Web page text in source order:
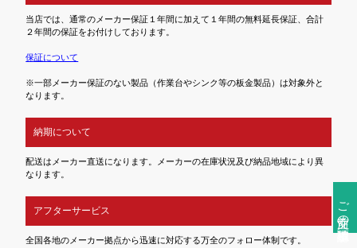
ご注文前の確認事項
当店では、通常のメーカー保証１年間に加えて１年間の無料延長保証、合計
２年間の保証をお付けしております。
保証について
※一部メーカー保証のない製品（作業台やシンク等の板金製品）は対象外と
なります。
納期について
配送はメーカー直送になります。メーカーの在庫状況及び納品地域により異
なります。
アフターサービス
全国各地のメーカー拠点から迅速に対応する万全のフォロー体制です。